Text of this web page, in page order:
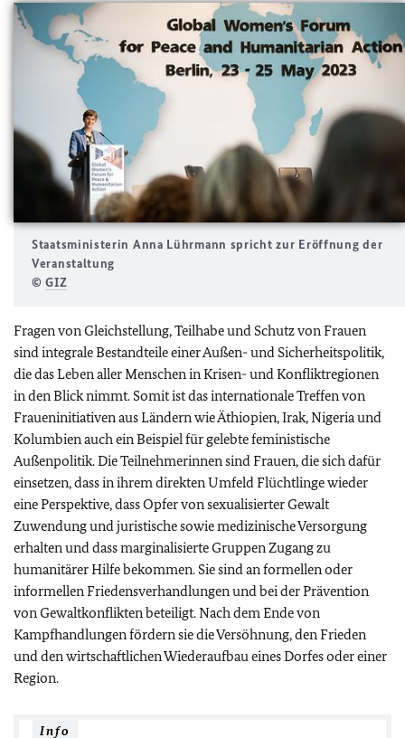
Staatsministerin Anna Lührmann spricht zur Eröffnung der
Veranstaltung
©GIZ
Fragen von Gleichstellung, Teilhabe und Schutz von Frauen
sind integrale Bestandteile einer Außen- und Sicherheitspolitik,
die das Leben aller Menschen in Krisen- und Konfliktregionen
in den Blick nimmt. Somit ist das internationale Treffen von
Fraueninitiativen aus Ländern wie Äthiopien, Irak, Nigeria und
Kolumbien auch ein Beispiel für gelebte feministische
Außenpolitik. Die Teilnehmerinnen sind Frauen, die sich dafür
einsetzen, dass in ihrem direkten Umfeld Flüchtlinge wieder
eine Perspektive, dass Opfer von sexualisierter Gewalt
Zuwendung und juristische sowie medizinische Versorgung
erhalten und dass marginalisierte Gruppen Zugang zu
humanitärer Hilfe bekommen. Sie sind an formellen oder
informellen Friedensverhandlungen und bei der Prävention
von Gewaltkonflikten beteiligt. Nach dem Ende von
Kampfhandlungen fördern sie die Versöhnung, den Frieden
und den wirtschaftlichen Wiederaufbau eines Dorfes oder einer
Region.
Info